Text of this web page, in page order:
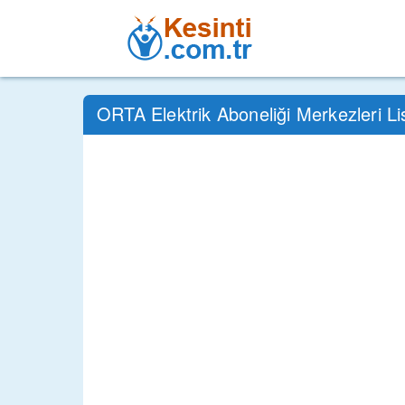
ORTA Elektrik Aboneliği Merkezleri